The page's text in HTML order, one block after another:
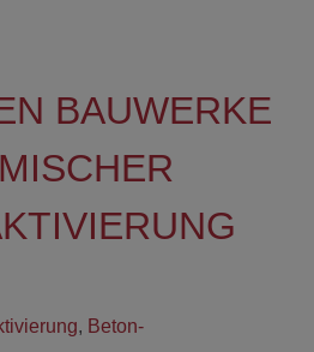
BAUWERKE
, Beton-